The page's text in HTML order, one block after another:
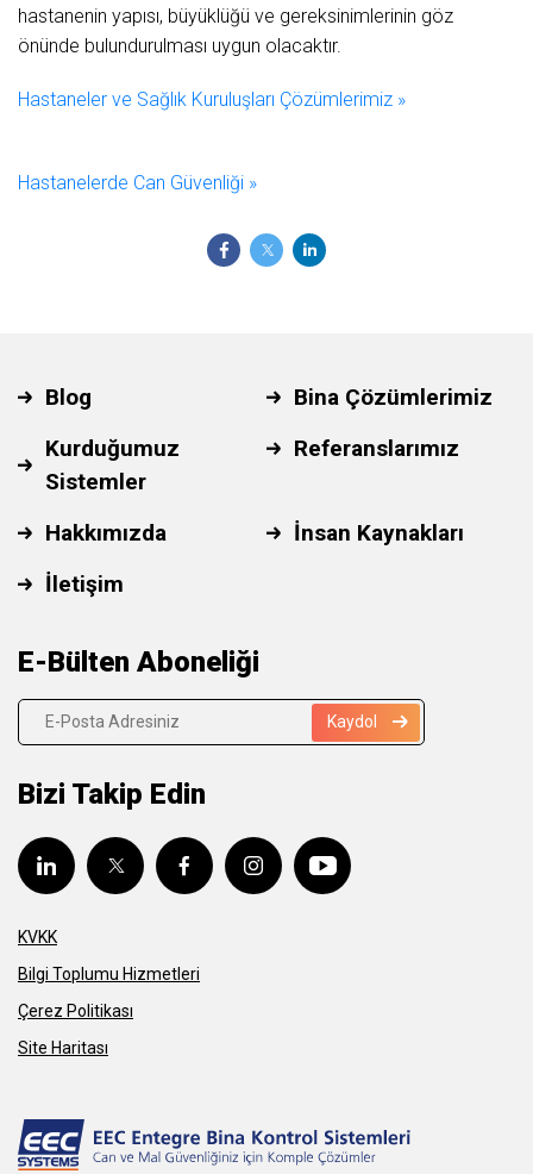
hastanenin yapısı, büyüklüğü ve gereksinimlerinin göz
önünde bulundurulması uygun olacaktır.
Hastaneler ve Sağlık Kuruluşları Çözümlerimiz »
Hastanelerde Can Güvenliği »
Blog
Bina Çözümlerimiz
Kurduğumuz
Sistemler
Referanslarımız
Hakkımızda
İnsan Kaynakları
İletişim
E-Bülten Aboneliği
Kaydol
Bizi Takip Edin
KVKK
Bilgi Toplumu Hizmetleri
Çerez Politikası
Site Haritası